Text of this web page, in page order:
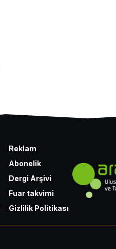
Reklam
Abonelik
Dergi Arşivi
Fuar takvimi
Gizlilik Politikası